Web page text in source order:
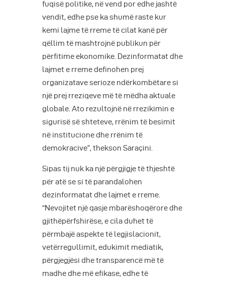
fuqisë politike, në vend por edhe jashtë
vendit, edhe pse ka shumë raste kur
kemi lajme të rreme të cilat kanë për
qëllim të mashtrojnë publikun për
përfitime ekonomike. Dezinformatat dhe
lajmet e rreme definohen prej
organizatave serioze ndërkombëtare si
një prej rreziqeve më të mëdha aktuale
globale. Ato rezultojnë në rrezikimin e
sigurisë së shteteve, rrënim të besimit
në institucione dhe rrënim të
demokracive”, thekson Saraçini.
Sipas tij nuk ka një përgjigje të thjeshtë
për atë se si të parandalohen
dezinformatat dhe lajmet e rreme.
“Nevojitet një qasje mbarëshoqërore dhe
gjithëpërfshirëse, e cila duhet të
përmbajë aspekte të legjislacionit,
vetërregullimit, edukimit mediatik,
përgjegjësi dhe transparencë më të
madhe dhe më efikase, edhe të